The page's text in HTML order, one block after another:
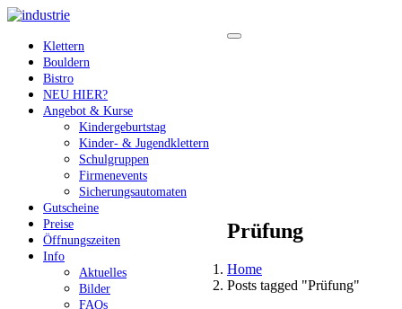
Klettern
Bouldern
Bistro
NEU HIER?
Angebot & Kurse
Kindergeburtstag
Kinder- & Jugendklettern
Schulgruppen
Firmenevents
Sicherungsautomaten
Gutscheine
Preise
Öffnungszeiten
Info
Aktuelles
Bilder
FAQs
Prüfung
Home
Posts tagged "Prüfung"